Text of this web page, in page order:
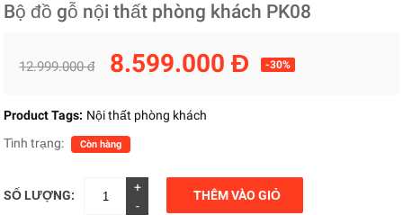
Bộ đồ gỗ nội thất phòng khách PK08
12.999.000 đ 8.599.000 Đ -30%
Product Tags: Nội thất phòng khách
Tình trạng:
Còn hàng
SỐ LƯỢNG:
+
-
THÊM VÀO GIỎ